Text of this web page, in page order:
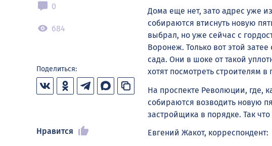
0
684
Поделиться:
Нравится
Дома еще нет, зато адрес уже
собираются втиснуть новую
выбрал, но уже сейчас с
Воронеж. Только вот этой
сада. Они в шоке от такой
хотят посмотреть строителям в
На проспекте Революции, где,
собираются возводить новую
застройщика в порядке. Так
Евгений Жакот, корреспондент: